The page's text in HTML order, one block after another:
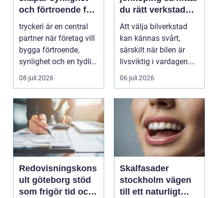
och förtroende för
ditt företag
tryckeri är en central
partner när företag vill
bygga förtroende,
synlighet och en tydlig
profil i a...
08 juli 2026
du rätt verkstad
för din bil
Att välja bilverkstad
kan kännas svårt,
särskilt när bilen är
livsviktig i vardagen.
För många biläg...
06 juli 2026
Redovisningskons
ult göteborg stöd
som frigör tid och
Skalfasader
stockholm vägen
till ett naturligt